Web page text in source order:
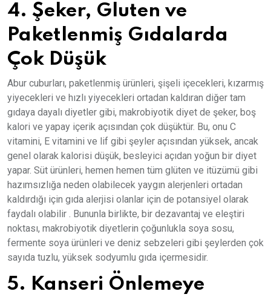
4. Şeker, Gluten ve
Paketlenmiş Gıdalarda
Çok Düşük
Abur cuburları, paketlenmiş ürünleri, şişeli içecekleri, kızarmış
yiyecekleri ve hızlı yiyecekleri ortadan kaldıran diğer tam
gıdaya dayalı diyetler gibi, makrobiyotik diyet de şeker, boş
kalori ve yapay içerik açısından çok düşüktür. Bu, onu C
vitamini, E vitamini ve lif gibi şeyler açısından yüksek, ancak
genel olarak kalorisi düşük, besleyici açıdan yoğun bir diyet
yapar. Süt ürünleri, hemen hemen tüm glüten ve itüzümü gibi
hazımsızlığa neden olabilecek yaygın alerjenleri ortadan
kaldırdığı için gıda alerjisi olanlar için de potansiyel olarak
faydalı olabilir . Bununla birlikte, bir dezavantaj ve eleştiri
noktası, makrobiyotik diyetlerin çoğunlukla soya sosu,
fermente soya ürünleri ve deniz sebzeleri gibi şeylerden çok
sayıda tuzlu, yüksek sodyumlu gıda içermesidir.
5. Kanseri Önlemeye